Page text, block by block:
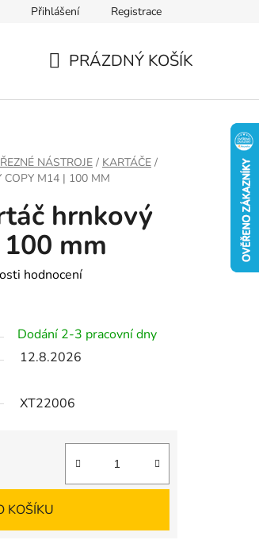
Přihlášení Registrace
PRÁZDNÝ KOŠÍK
NÁSTROJE / KARTÁČE /
COPY M14 | 100 MM
hrnkový
mm
hodnocení
Dodání 2-3 pracovní dny
12.8.2026
XT22006
KOŠÍKU